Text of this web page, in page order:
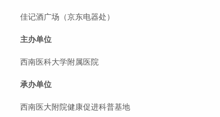
佳记酒广场（京东电器处）
主办单位
西南医科大学附属医院
承办单位
西南医大附院健康促进科普基地